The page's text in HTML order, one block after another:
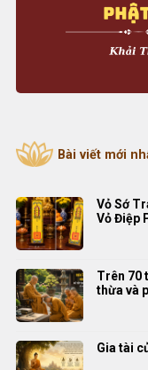
Bài viết mới
Vỏ Sớ
Vỏ Điệp
Trên 70
thừa và
Gia tài